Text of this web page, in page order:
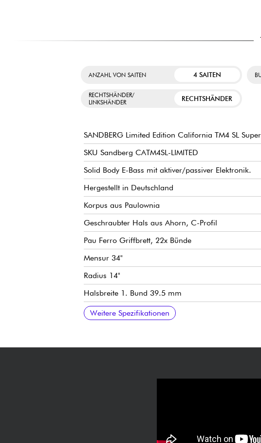
ANZAHL VON SAITEN 4 SAITEN
RECHTSHÄNDER/
LINKSHÄNDER
RECHTSHÄNDER
SANDBERG Limited Edition California TM4 SL
SKU Sandberg CATM4SL-LIMITED
Solid Body E-Bass mit aktiver/passiver Elektronik.
Hergestellt in Deutschland
Korpus aus Paulownia
Geschraubter Hals aus Ahorn, C-Profil
Pau Ferro Griffbrett, 22x Bünde
Mensur 34"
Radius 14"
Halsbreite 1. Bund 39.5 mm
Halsbreite 22. Bund 63 mm
Halsdicke 1. Bund 20 mm
Sandberg Blacklabel T & M Pickups
Sandberg 2-Band Vorverstärker (aktiv/passiv)
Lautstärke (Push-Pull aktiv/passiv), Balance, Bass/
Sandberg Vintage High Mass Steg
Sandberg Lightweight stimmmechaniken
2.92 kg
Verkauft mit Sandberg gigbag
Weitere Spezifikationen